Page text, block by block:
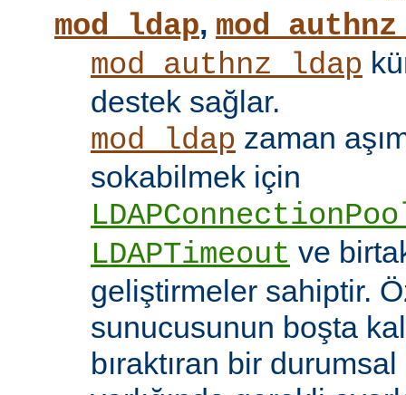
mod_ldap,
mod_authnz_ldap
destek sağlar.
mod_ldap zaman
sokabilmek için
LDAPTimeout ve
geliştirmeler sahiptir.
sunucusunun boşta
bıraktıran bir